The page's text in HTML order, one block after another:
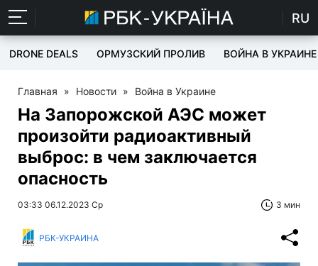
RU
DRONE DEALS ОРМУЗСКИЙ ПРОЛИВ ВОЙНА В УКРАИНЕ
Главная » Новости » Война в Украине
На Запорожской АЭС может
произойти радиоактивный
выброс: в чем заключается
опасность
03:33 06.12.2023 Ср 3 мин
РБК-УКРАИНА